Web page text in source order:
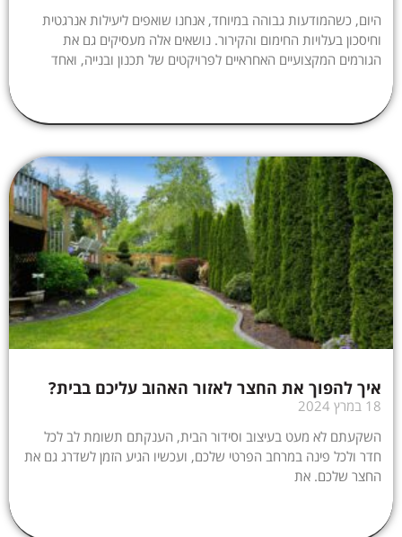
היום, כשהמודעות גבוהה במיוחד, אנחנו שואפים ליעילות אנרגטית
וחיסכון בעלויות החימום והקירור. נושאים אלה מעסיקים גם את
הגורמים המקצועיים האחראיים לפרויקטים של תכנון ובנייה, ואחד
איך להפוך את החצר לאזור האהוב עליכם בבית?
18 במרץ 2024
השקעתם לא מעט בעיצוב וסידור הבית, הענקתם תשומת לב לכל
חדר ולכל פינה במרחב הפרטי שלכם, ועכשיו הגיע הזמן לשדרג גם את
החצר שלכם. את